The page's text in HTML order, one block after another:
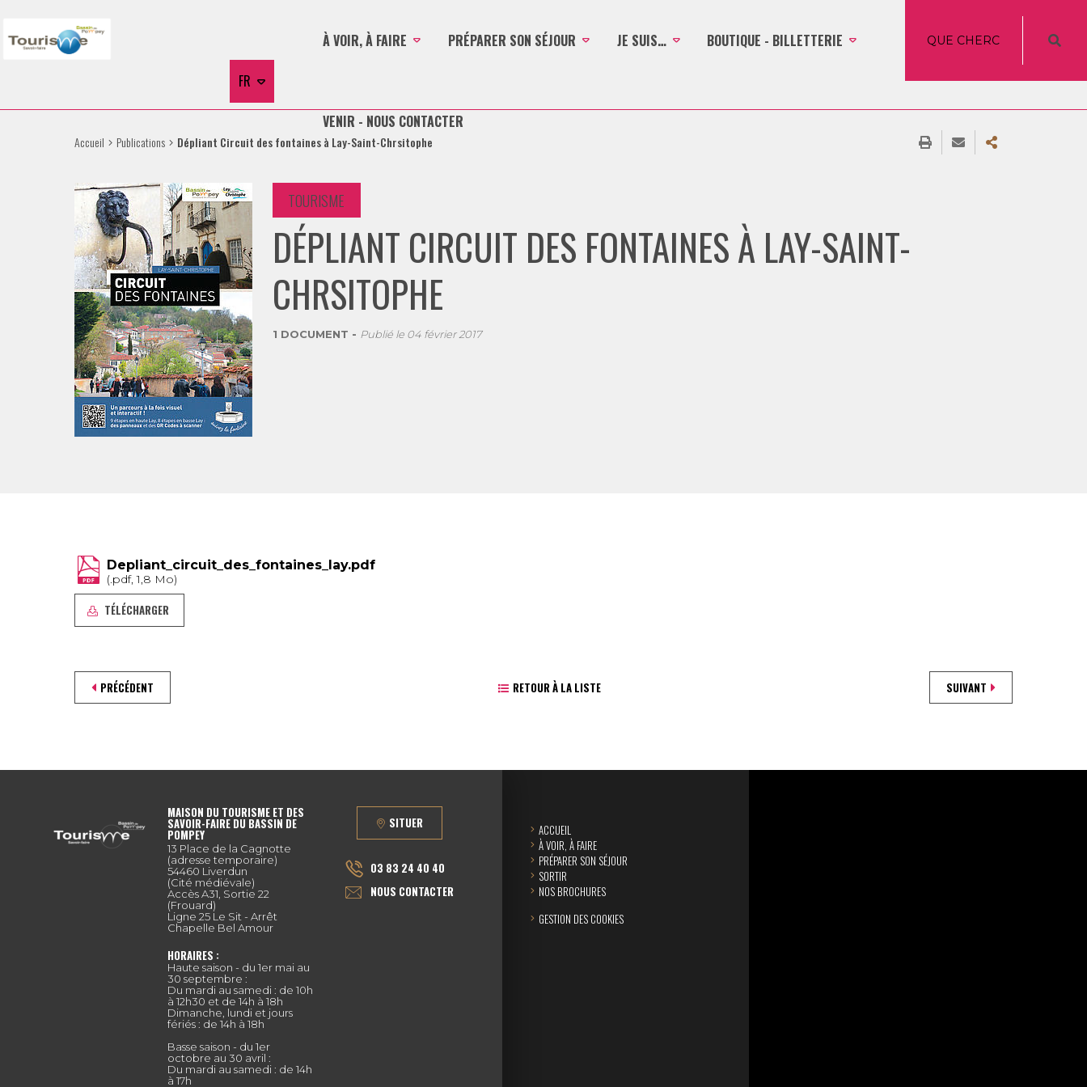
FR
À VOIR, À FAIRE PRÉPARER SON SÉJOUR JE SUIS… BOUTIQUE - BILLETTERIE
VENIR - NOUS CONTACTER
Accueil Publications Dépliant Circuit des fontaines à Lay-Saint-Chrsitophe
TOURISME
DÉPLIANT CIRCUIT DES FONTAINES À LAY-SAINT-
CHRSITOPHE
1 DOCUMENT Publié le 04 février 2017
Depliant_circuit_des_fontaines_lay.pdf
(.pdf, 1,8 Mo)
TÉLÉCHARGER
PRÉCÉDENT RETOUR À LA LISTE SUIVANT
MAISON DU TOURISME ET DES
SAVOIR-FAIRE DU BASSIN DE
POMPEY
13 Place de la Cagnotte
(adresse temporaire)
54460 Liverdun
(Cité médiévale)
Accès A31, Sortie 22
(Frouard)
Ligne 25 Le Sit - Arrêt
Chapelle Bel Amour
HORAIRES :
Haute saison - du 1er mai au
30 septembre :
Du mardi au samedi : de 10h
à 12h30 et de 14h à 18h
Dimanche, lundi et jours
fériés : de 14h à 18h
Basse saison - du 1er
octobre au 30 avril :
Du mardi au samedi : de 14h
à 17h
SITUER
03 83 24 40 40
NOUS CONTACTER
ACCUEIL
À VOIR, À FAIRE
PRÉPARER SON SÉJOUR
SORTIR
NOS BROCHURES
GESTION DES COOKIES